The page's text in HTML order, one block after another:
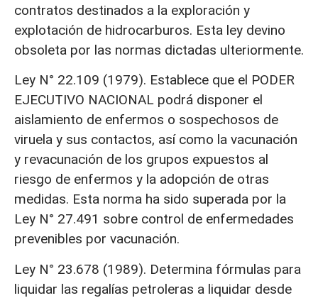
contratos destinados a la exploración y
explotación de hidrocarburos. Esta ley devino
obsoleta por las normas dictadas ulteriormente.
Ley N° 22.109 (1979). Establece que el PODER
EJECUTIVO NACIONAL podrá disponer el
aislamiento de enfermos o sospechosos de
viruela y sus contactos, así como la vacunación
y revacunación de los grupos expuestos al
riesgo de enfermos y la adopción de otras
medidas. Esta norma ha sido superada por la
Ley N° 27.491 sobre control de enfermedades
prevenibles por vacunación.
Ley N° 23.678 (1989). Determina fórmulas para
liquidar las regalías petroleras a liquidar desde